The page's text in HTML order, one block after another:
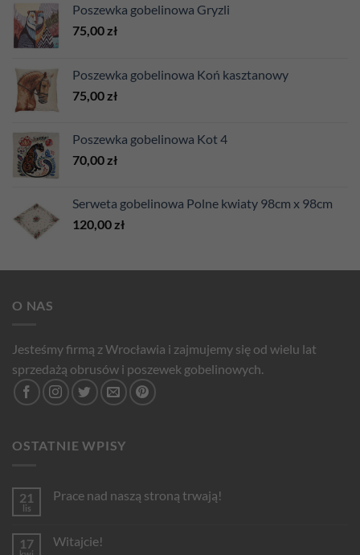
Poszewka gobelinowa Gryzli
75,00 zł
Poszewka gobelinowa Koń kasztanowy
75,00 zł
Poszewka gobelinowa Kot 4
70,00 zł
Serweta gobelinowa Polne kwiaty 98cm x 98cm
120,00 zł
O NAS
Jesteśmy firmą z Wrocławia i zajmujemy się od wielu lat
sprzedażą obrusów i poszewek gobelinowych.
OSTATNIE WPISY
21
lis
Prace nad naszą stroną trwają!
Prace
17 Witajcie!